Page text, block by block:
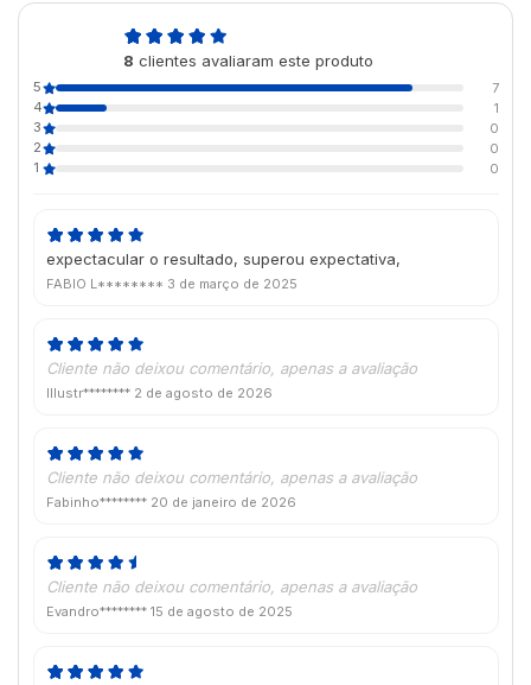
8 clientes avaliaram este produto
5
7
4
1
3
0
2
0
1
0
expectacular o resultado, superou expectativa,
FABIO L******** 3 de março de 2025
Cliente não deixou comentário, apenas a avaliação
Illustr******** 2 de agosto de 2026
Cliente não deixou comentário, apenas a avaliação
Fabinho******** 20 de janeiro de 2026
Cliente não deixou comentário, apenas a avaliação
Evandro******** 15 de agosto de 2025